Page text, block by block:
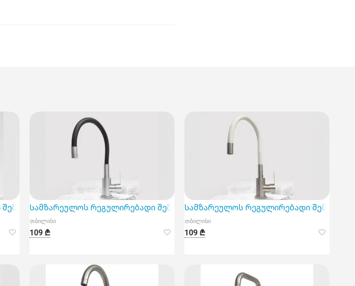
ონკანი წარმოადგენს შესანიშნავ არჩევანს ნებისმიერი სახლისთვის.
Სამზარეულოს რეგულირებადი შემრევი ონკანი გამოირჩევა მაღალი ხარისხის
თბილისი
109 ₾
Სამზარეულოს რეგულირებადი შემრევი
თბილისი
109 ₾